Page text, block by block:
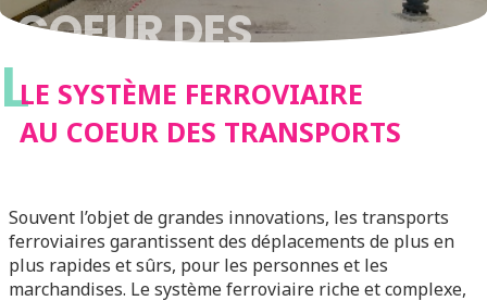
COEUR DES
TRANSPORTS
LLE SYSTÈME FERROVIAIRE
AU COEUR DES TRANSPORTS
Souvent l’objet de grandes innovations, les transports
ferroviaires garantissent des déplacements de plus en
plus rapides et sûrs, pour les personnes et les
marchandises. Le système ferroviaire riche et complexe,